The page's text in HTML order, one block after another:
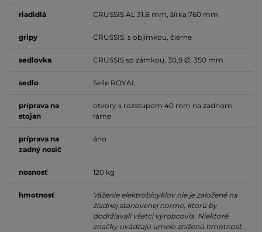
riadidlá CRUSSIS AL 31,8 mm, šírka 760 mm
gripy CRUSSIS, s objímkou, čierne
sedlovka CRUSSIS so zámkou, 30,9 Ø, 350 mm
sedlo Selle ROYAL
príprava na
stojan
otvory s rozstupom 40 mm na zadnom
ráme
príprava na
zadný nosič
áno
nosnosť 120 kg
hmotnosť
Váženie elektrobicyklov nie je založené na
žiadnej stanovenej norme, ktorú by
dodržiavali všetci výrobcovia. Niektoré
značky uvádzajú umelo zníženú hmotnosť.